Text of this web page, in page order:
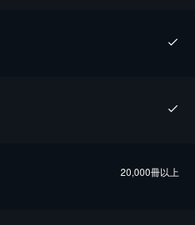
20,000冊以上